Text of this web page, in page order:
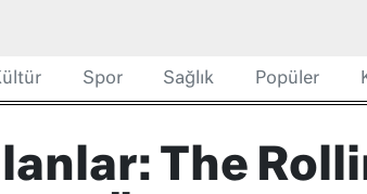
Spor Sağlık Popüler
The